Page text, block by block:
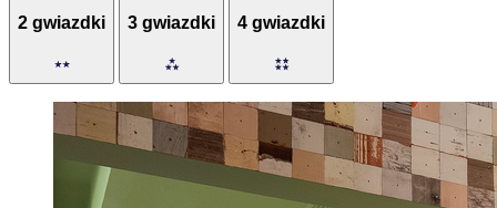
2 gwiazdki 3 gwiazdki 4 gwiazdki